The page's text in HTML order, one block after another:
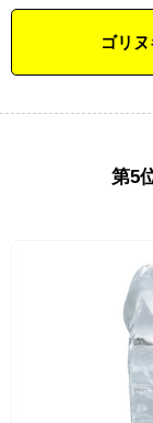
ゴリ
第5